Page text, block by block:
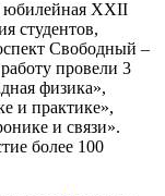
юбилейная XXII
студентов,
Свободный –
провели 3
физика»,
и практике»,
и связи».
более 100